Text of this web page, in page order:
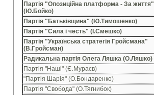
Партія "Опозиційна платформа - За життя"
(Ю.Бойко)
Партія "Батьківщина" (Ю.Тимошенко)
Партія "Сила і честь" (І.Смешко)
Партія "Українська стратегія Гройсмана"
(В.Гройсман)
Радикальна партія Олега Ляшка (О.Ляшко)
Партія "Наші" (Є.Мураєв)
"Партія Шарія" (О.Бондаренко)
Партія "Свобода" (О.Тягнибок)